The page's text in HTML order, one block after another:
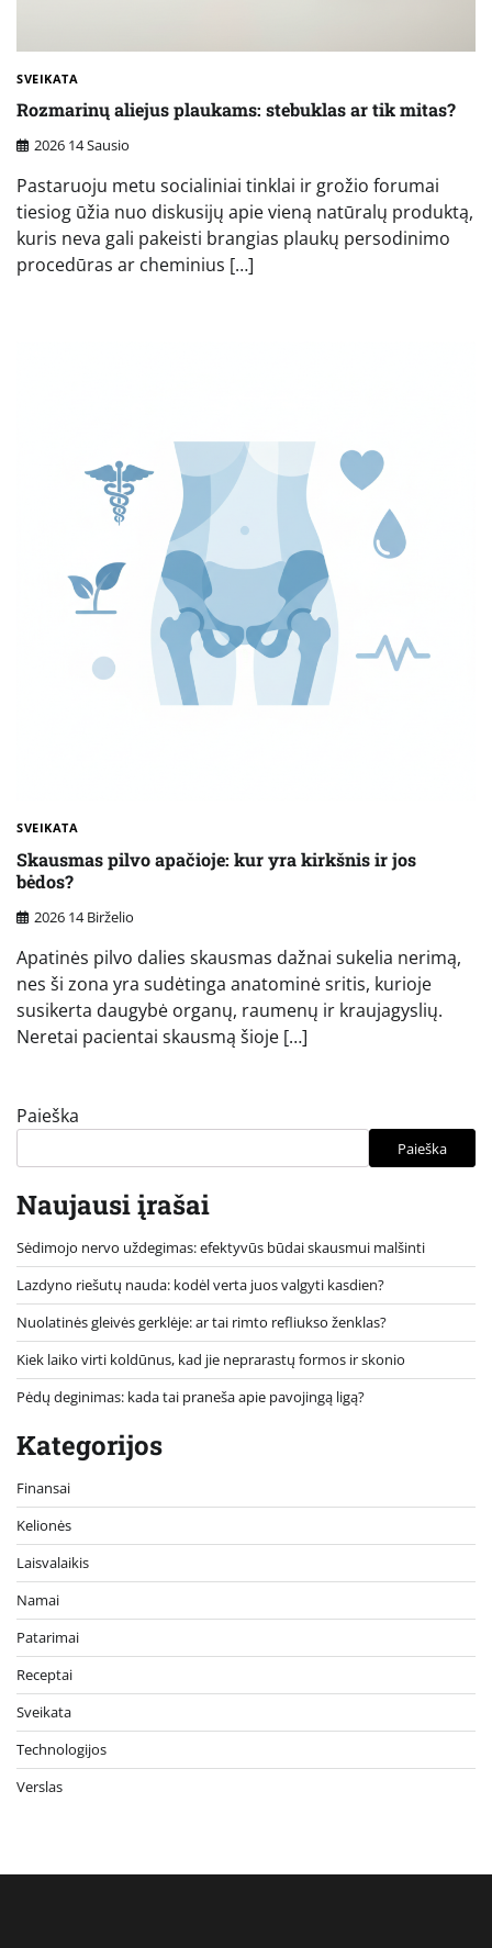
SVEIKATA
Rozmarinų aliejus plaukams: stebuklas ar tik mitas?
2026 14 Sausio
Pastaruoju metu socialiniai tinklai ir grožio forumai
tiesiog ūžia nuo diskusijų apie vieną natūralų produktą,
kuris neva gali pakeisti brangias plaukų persodinimo
procedūras ar cheminius […]
SVEIKATA
Skausmas pilvo apačioje: kur yra kirkšnis ir jos
bėdos?
2026 14 Birželio
Apatinės pilvo dalies skausmas dažnai sukelia nerimą,
nes ši zona yra sudėtinga anatominė sritis, kurioje
susikerta daugybė organų, raumenų ir kraujagyslių.
Neretai pacientai skausmą šioje […]
Paieška
Paieška
Naujausi įrašai
Sėdimojo nervo uždegimas: efektyvūs būdai skausmui malšinti
Lazdyno riešutų nauda: kodėl verta juos valgyti kasdien?
Nuolatinės gleivės gerklėje: ar tai rimto refliukso ženklas?
Kiek laiko virti koldūnus, kad jie neprarastų formos ir skonio
Pėdų deginimas: kada tai praneša apie pavojingą ligą?
Kategorijos
Finansai
Kelionės
Laisvalaikis
Namai
Patarimai
Receptai
Sveikata
Technologijos
Verslas